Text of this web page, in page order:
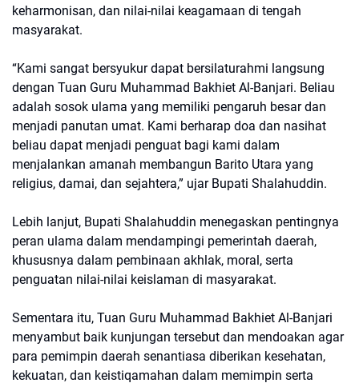
keharmonisan, dan nilai-nilai keagamaan di tengah
masyarakat.
“Kami sangat bersyukur dapat bersilaturahmi langsung
dengan Tuan Guru Muhammad Bakhiet Al-Banjari. Beliau
adalah sosok ulama yang memiliki pengaruh besar dan
menjadi panutan umat. Kami berharap doa dan nasihat
beliau dapat menjadi penguat bagi kami dalam
menjalankan amanah membangun Barito Utara yang
religius, damai, dan sejahtera,” ujar Bupati Shalahuddin.
Lebih lanjut, Bupati Shalahuddin menegaskan pentingnya
peran ulama dalam mendampingi pemerintah daerah,
khususnya dalam pembinaan akhlak, moral, serta
penguatan nilai-nilai keislaman di masyarakat.
Sementara itu, Tuan Guru Muhammad Bakhiet Al-Banjari
menyambut baik kunjungan tersebut dan mendoakan agar
para pemimpin daerah senantiasa diberikan kesehatan,
kekuatan, dan keistiqamahan dalam memimpin serta